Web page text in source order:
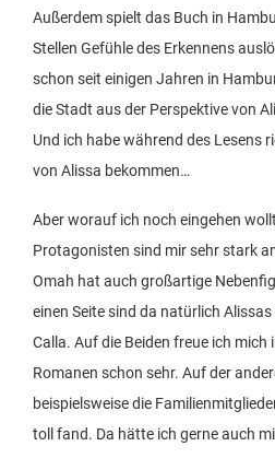
Außerdem spielt das Buch in
Stellen Gefühle des Erkennens
schon seit einigen Jahren in
die Stadt aus der Perspektive von
Und ich habe während des Lesens
von Alissa bekommen…
Aber worauf ich noch eingehen
Protagonisten sind mir sehr stark
Omah hat auch großartige
einen Seite sind da natürlich
Calla. Auf die Beiden freue ich mich
Romanen schon sehr. Auf der
beispielsweise die
toll fand. Da hätte ich gerne auch